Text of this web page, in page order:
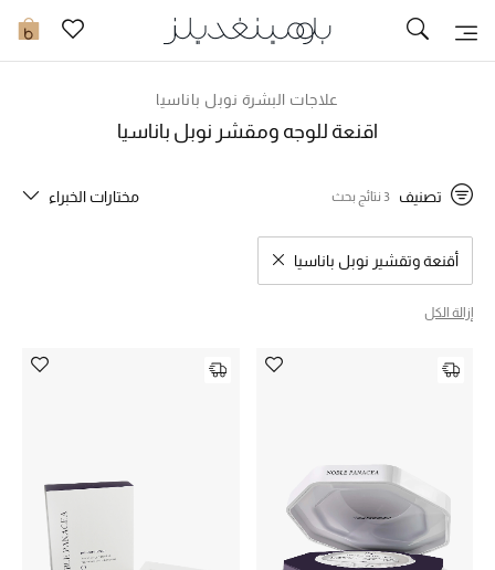
0 تخفيضات
مزيد من التخفيضات
النساء
الرجال
الجمال
مستلزمات المنزل
خصم حتى 70%
علاجات البشرة نوبل باناسيا
اقنعة للوجه ومقشر نوبل باناسيا
تصنيف 3 نتائج بحث مختارات الخبراء
أقنعة وتقشير نوبل باناسيا
مسح نتائج البحث النوع المحدد
إزالة الكل